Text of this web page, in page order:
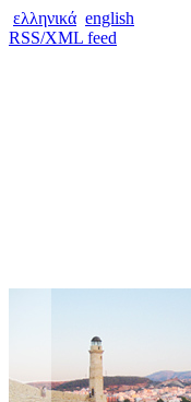
ελληνικά english
RSS/XML feed